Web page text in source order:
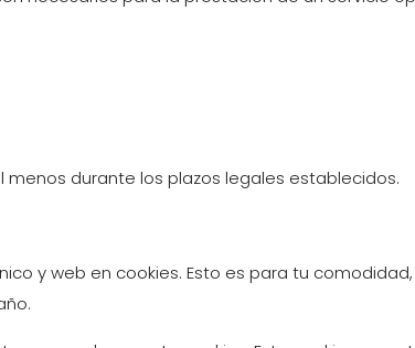
durante los plazos legales establecidos.
y web en cookies. Esto es para tu